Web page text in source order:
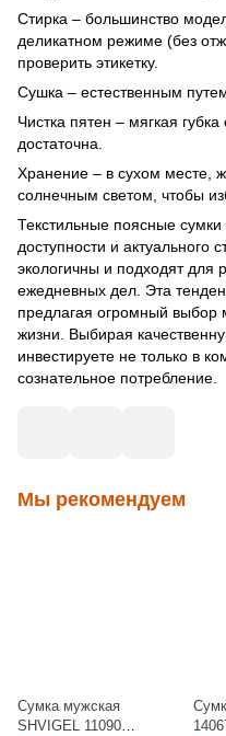
Стирка – большинство
деликатном режиме (без
проверить этикетку.
Сушка – естественным
Чистка пятен – мягкая
достаточна.
Хранение – в сухом месте,
солнечным светом, чтобы
Текстильные поясные сумки
доступности и актуального
экологичны и подходят для
ежедневных дел. Эта
предлагая огромный выбор
жизни. Выбирая
инвестируете не только в
сознательное потребление.
Мы рекомендуем
Сумка мужская
SHVIGEL 11090